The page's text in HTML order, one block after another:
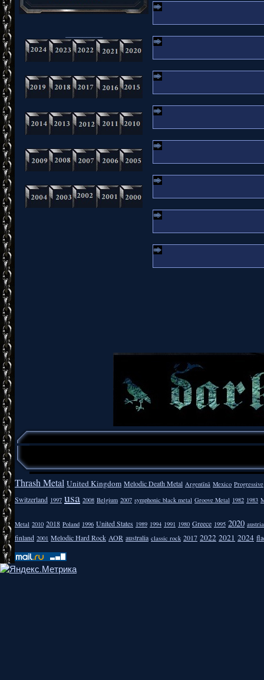
Thrash Metal United Kingdom Melodic Death Metal Argentīnā Mexico Progressive
Switzerland 1997 usa 2008 Belgium 2007 symphonic black metal Groove Metal 1982 1983
Metal 2010 2018 Poland 1996 United States 1989 1994 1991 1980 Greece 1995 2020 austria
finland 2001 Melodic Hard Rock AOR australia classic rock 2017 2022 2021 2024